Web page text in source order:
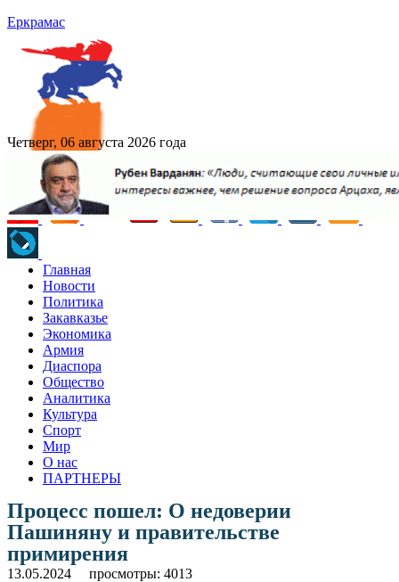
Еркрамас
Четверг, 06 августа 2026 года
Главная
Новости
Политика
Закавказье
Экономика
Армия
Диаспора
Общество
Аналитика
Культура
Спорт
Мир
О нас
ПАРТНЕРЫ
Процесс пошел: О недоверии
Пашиняну и правительстве
примирения
13.05.2024 просмотры: 4013